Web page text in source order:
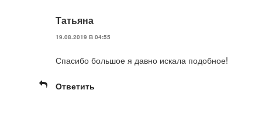
Татьяна
19.08.2019 В 04:55
Спасибо большое я давно искала подобное!
Ответить